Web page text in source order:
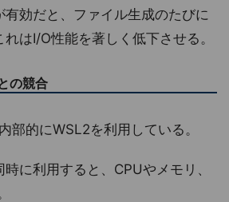
有効だと、ファイル生成のたびに
はI/O性能を著しく低下させる。
の競合
部的にWSL2を利用している。
に利用すると、CPUやメモリ、